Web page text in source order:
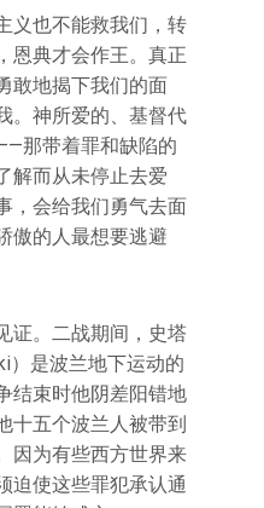
义也不能救我们，转
恩典才会作王。真正
敢地揭下我们的面
。神所爱的、基督代
那带着罪和缺陷的
解而从未停止去爱
，会给我们勇气去面
傲的人最想要逃避
证。二战期间，史塔
）是波兰地下运动的
结束时他阴差阳错地
十五个波兰人被带到
因为有些西方世界来
迫使这些罪犯承认通